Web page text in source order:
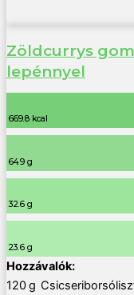
Zöldcurrys
lepénnyel
669.8 kcal
64.9 g
32.6 g
23.6 g
120g